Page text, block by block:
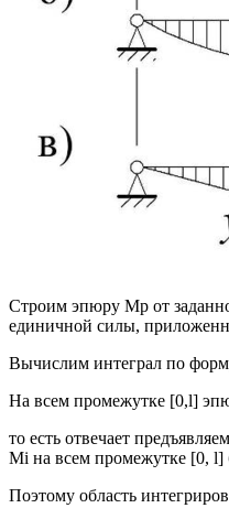
Строим эпюру Mp от
единичной силы,
Вычислим интеграл по
На всем промежутке [0,l]
то есть отвечает
Mi на всем промежутке [0, l]
Поэтому область